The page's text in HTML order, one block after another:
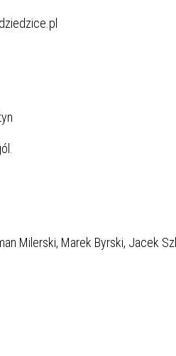
Milerski, Marek Byrski, Jacek